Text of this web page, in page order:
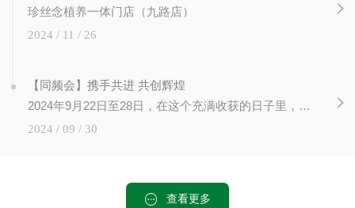
珍丝念植养一体门店（九路店）
2024 / 11 / 26
【同频会】携手共进 共创辉煌
2024年9月22日至28日，在这个充满收获的日子里，在陕西西安未央区文景广场，珍丝念2024同频会隆重召开， 各地30多名市场老师齐聚一堂，我们共同见证了知识的力量，感受到了成长的喜悦。此次培训会...
2024 / 09 / 30
查看更多